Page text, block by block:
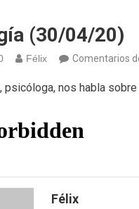
(30/04/20)
Félix Comentarios
psicóloga, nos habla
Félix